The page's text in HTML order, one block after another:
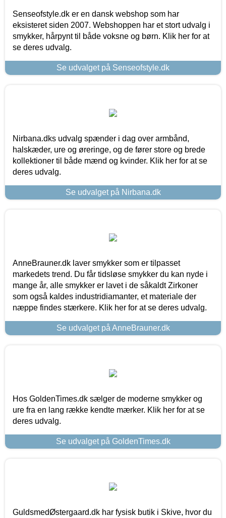
Senseofstyle.dk er en dansk webshop som har
eksisteret siden 2007. Webshoppen har et stort udvalg i
smykker, hårpynt til både voksne og børn. Klik her for at
se deres udvalg.
Se udvalget på Senseofstyle.dk
Nirbana.dks udvalg spænder i dag over armbånd,
halskæder, ure og øreringe, og de fører store og brede
kollektioner til både mænd og kvinder. Klik her for at se
deres udvalg.
Se udvalget på Nirbana.dk
AnneBrauner.dk laver smykker som er tilpasset
markedets trend. Du får tidsløse smykker du kan nyde i
mange år, alle smykker er lavet i de såkaldt Zirkoner
som også kaldes industridiamanter, et materiale der
næppe findes stærkere. Klik her for at se deres udvalg.
Se udvalget på AnneBrauner.dk
Hos GoldenTimes.dk sælger de moderne smykker og
ure fra en lang række kendte mærker. Klik her for at se
deres udvalg.
Se udvalget på GoldenTimes.dk
GuldsmedØstergaard.dk har fysisk butik i Skive, hvor du